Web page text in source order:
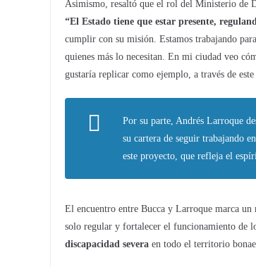
Asimismo, resaltó que el rol del Ministerio de
“El Estado tiene que estar presente,
cumplir con su misión. Estamos trabajando
quienes más lo necesitan. En mi ciudad veo
gustaría replicar como ejemplo, a través de
Por su parte, Andrés Larroque
su cartera de seguir trabajando
este proyecto, que refleja el
El encuentro entre Bucca y Larroque marca
solo regular y fortalecer el funcionamiento de
discapacidad severa en todo el territorio